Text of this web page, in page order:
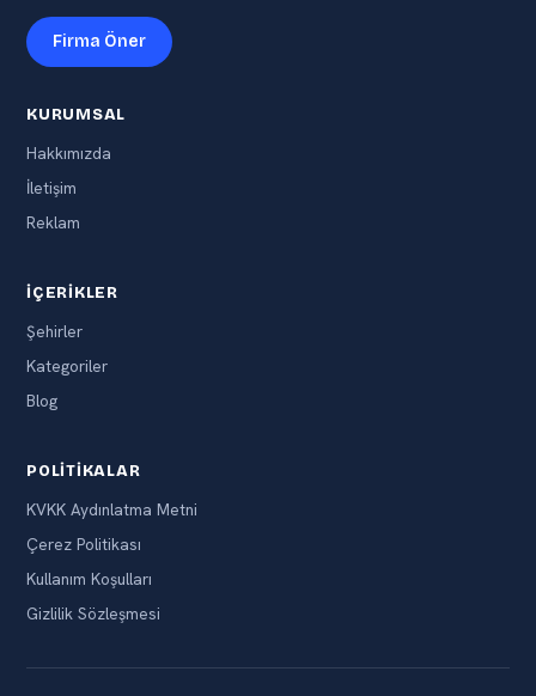
Firma Öner
KURUMSAL
Hakkımızda
İletişim
Reklam
İÇERIKLER
Şehirler
Kategoriler
Blog
POLITIKALAR
KVKK Aydınlatma Metni
Çerez Politikası
Kullanım Koşulları
Gizlilik Sözleşmesi